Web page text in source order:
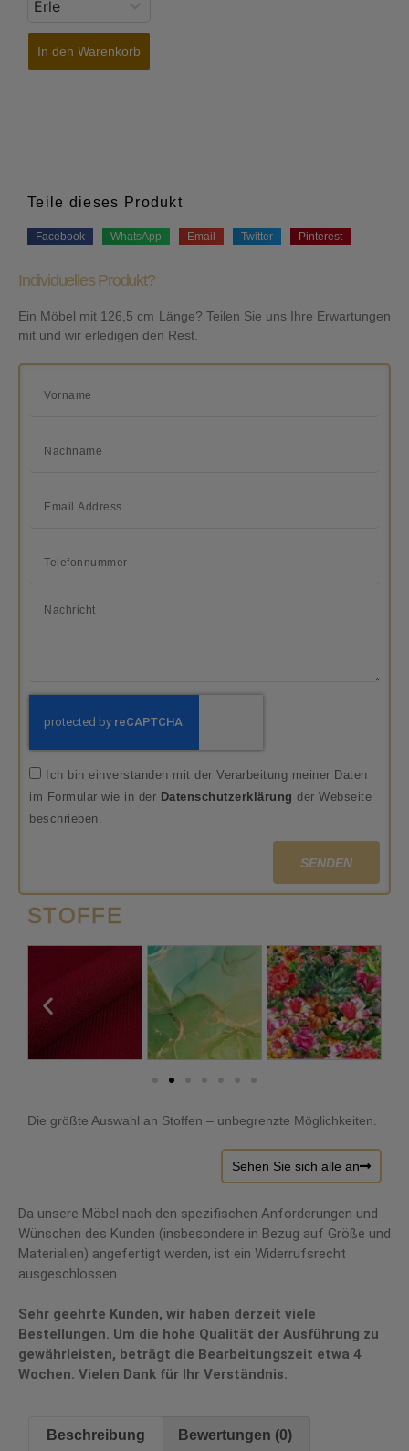
In den Warenkorb
Teile dieses Produkt
Facebook WhatsApp Email Twitter Pinterest
Individuelles Produkt?
Ein Möbel mit 126,5 cm Länge? Teilen Sie uns Ihre Erwartungen
mit und wir erledigen den Rest.
Ich bin einverstanden mit der Verarbeitung meiner Daten
im Formular wie in der Datenschutzerklärung der Webseite
beschrieben.
SENDEN
STOFFE
Die größte Auswahl an Stoffen – unbegrenzte Möglichkeiten.
Sehen Sie sich alle an
Da unsere Möbel nach den spezifischen Anforderungen und
Wünschen des Kunden (insbesondere in Bezug auf Größe und
Materialien) angefertigt werden, ist ein Widerrufsrecht
ausgeschlossen.
Sehr geehrte Kunden, wir haben derzeit viele
Bestellungen. Um die hohe Qualität der Ausführung zu
gewährleisten, beträgt die Bearbeitungszeit etwa 4
Wochen. Vielen Dank für Ihr Verständnis.
Beschreibung Bewertungen (0)